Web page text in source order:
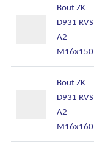
Bout ZK
D931 RVS
A2
M16x150
Bout ZK
D931 RVS
A2
M16x160